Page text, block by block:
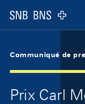
Logo
Communiqué de
Prix Carl